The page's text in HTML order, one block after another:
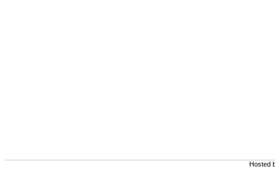
Hosted